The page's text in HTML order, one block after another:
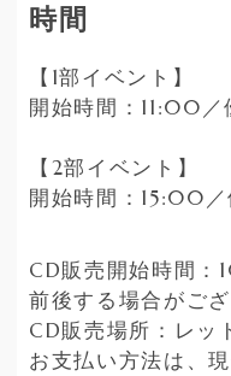
時間
【1部イベント】
開始時間：11:00
【2部イベント】
開始時間：15:00
CD販売開始時間
前後する場合がござ
CD販売場所：レッ
お支払い方法は、